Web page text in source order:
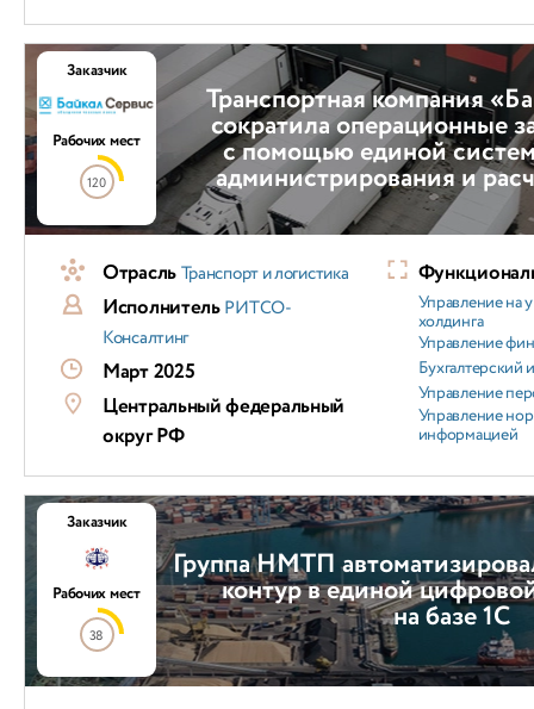
Транспортная компания
сократила операционные
с помощью единой
администрирования и
Заказчик
Рабочих мест
120
ОтрасльТранспорт и логистика
ИсполнительРИТСО-
Консалтинг
Март 2025
Центральный федеральный
округ РФ
Управление на
холдинга
Управление
Бухгалтерский
Управление
Управление
информацией
Группа НМТП
контур в единой
на базе 1С
Заказчик
Рабочих мест
38